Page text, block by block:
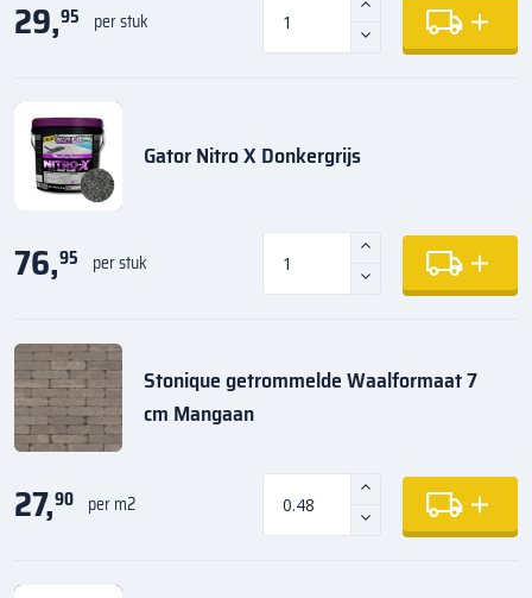
29,95 per stuk
Gator Nitro X Donkergrijs
76,95 per stuk
Stonique getrommelde Waalformaat 7
cm Mangaan
27,90 per m2